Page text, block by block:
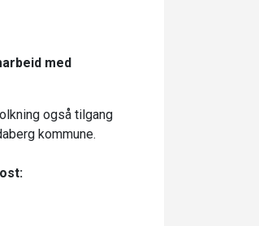
med
også tilgang
kommune.